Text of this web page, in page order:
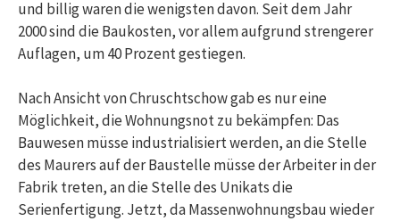
und billig waren die wenigsten davon. Seit dem Jahr
2000 sind die Baukosten, vor allem aufgrund strengerer
Auflagen, um 40 Prozent gestiegen.
Nach Ansicht von Chruschtschow gab es nur eine
Möglichkeit, die Wohnungsnot zu bekämpfen: Das
Bauwesen müsse industrialisiert werden, an die Stelle
des Maurers auf der Baustelle müsse der Arbeiter in der
Fabrik treten, an die Stelle des Unikats die
Serienfertigung. Jetzt, da Massenwohnungsbau wieder